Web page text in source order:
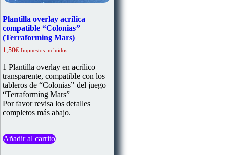
Plantilla overlay acrílica
compatible “Colonias”
(Terraforming Mars)
1,50€ Impuestos incluidos
1 Plantilla overlay en acrílico
transparente, compatible con los
tableros de “Colonias” del juego
“Terraforming Mars”
Por favor revisa los detalles
completos más abajo.
Añadir al carrito